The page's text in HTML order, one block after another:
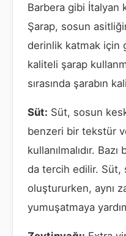
Barbera gibi İtalyan
Şarap, sosun
derinlik katmak için
kaliteli şarap
sırasında şarabın
Süt: Süt, sosun
benzeri bir tekstür
kullanılmalıdır.
da tercih edilir. Süt,
oluştururken, aynı
yumuşatmaya